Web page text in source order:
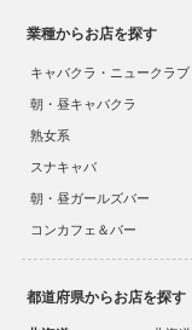
業種からお店を探す
キャバクラ・ニュークラブ
朝・昼キャバクラ
熟女系
スナキャバ
朝・昼ガールズバー
コンカフェ＆バー
都道府県からお店を探す